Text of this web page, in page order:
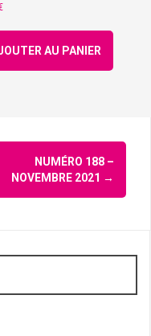
AU PANIER
NUMÉRO 188 –
NOVEMBRE 2021 →